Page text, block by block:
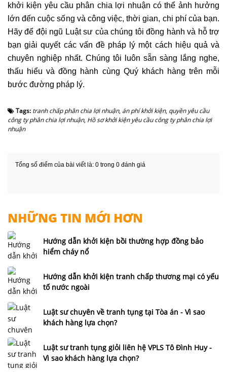
khởi kiện yêu cầu phân chia lợi nhuận có thể ảnh hưởng
lớn đến cuộc sống và công việc, thời gian, chi phí của bạn.
Hãy để đội ngũ Luật sư của chúng tôi đồng hành và hỗ trợ
bạn giải quyết các vấn đề pháp lý một cách hiệu quả và
chuyên nghiệp nhất. Chúng tôi luôn sẵn sàng lắng nghe,
thấu hiểu và đồng hành cùng Quý khách hàng trên mỗi
bước đường pháp lý.
Tags: tranh chấp phân chia lợi nhuận, án phí khởi kiện, quyền yêu cầu
công ty phân chia lợi nhuận, Hồ sơ khởi kiện yêu cầu công ty phân chia lợi
nhuận
Tổng số điểm của bài viết là: 0 trong 0 đánh giá
NHỮNG TIN MỚI HƠN
Hướng dẫn khởi kiện bồi thường hợp đồng bảo
hiểm cháy nổ
Hướng dẫn khởi kiện tranh chấp thương mại có yếu
tố nước ngoài
Luật sư chuyên về tranh tụng tại Tòa án - Vì sao
khách hàng lựa chọn?
Luật sư tranh tụng giỏi liên hệ VPLS Tô Đình Huy -
Vì sao khách hàng lựa chọn?